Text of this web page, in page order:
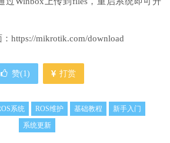
https://mikrotik.com/download
赞(1) 打赏
系统 ROS维护 基础教程
新手入门
系统更新